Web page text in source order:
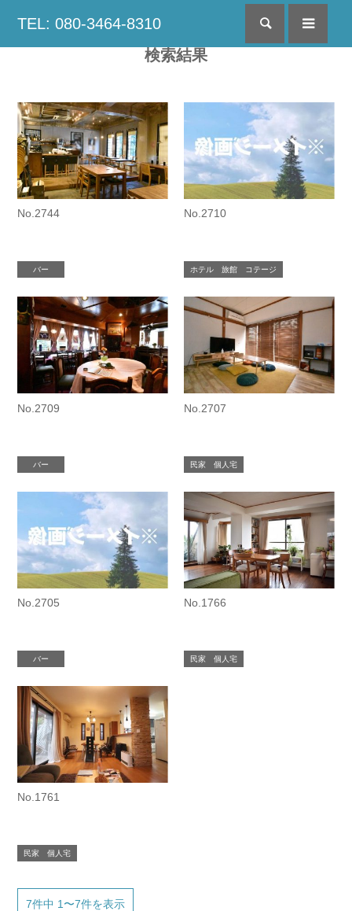
TEL: 080-3464-8310 検索
検索結果
No.2744
バー
No.2710
ホテル 旅館 コテージ
No.2709
バー
No.2707
民家 個人宅
No.2705
バー
No.1766
民家 個人宅
No.1761
民家 個人宅
7件中 1〜7件を表示